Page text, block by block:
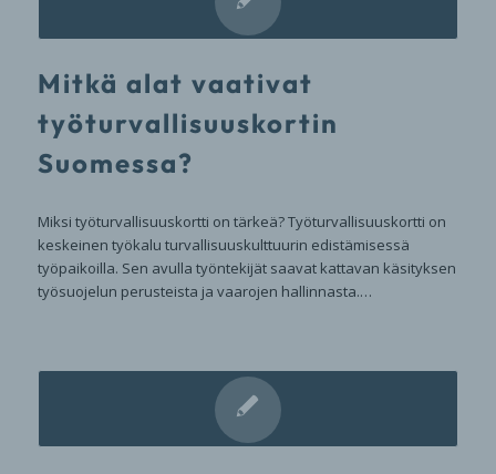
Mitkä alat vaativat
työturvallisuuskortin
Suomessa?
Miksi työturvallisuuskortti on tärkeä? Työturvallisuuskortti on
keskeinen työkalu turvallisuuskulttuurin edistämisessä
työpaikoilla. Sen avulla työntekijät saavat kattavan käsityksen
työsuojelun perusteista ja vaarojen hallinnasta.…